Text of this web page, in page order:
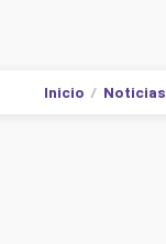
Inicio Noticias